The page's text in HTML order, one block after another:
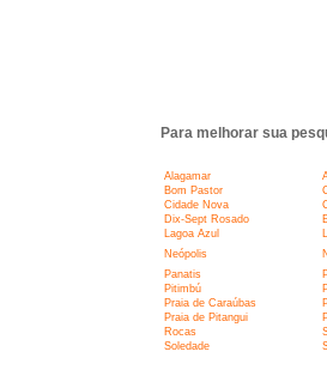
Para melhorar sua
Alagamar
Bom Pastor
Cidade Nova
Dix-Sept Rosado
Lagoa Azul
Neópolis
Panatis
Pitimbú
Praia de Caraúbas
Praia de Pitangui
Rocas
Soledade